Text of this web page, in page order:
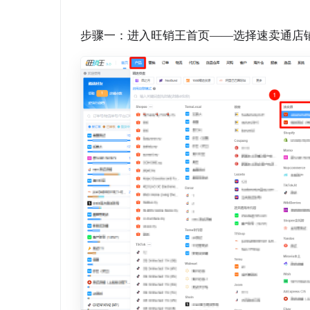
步骤一：进入旺销王首页——选择速卖通店